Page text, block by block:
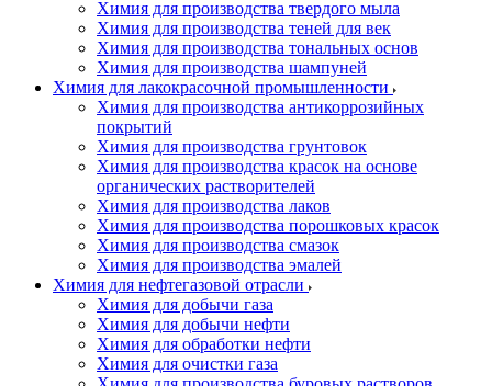
Химия для производства твердого мыла
Химия для производства теней для век
Химия для производства тональных основ
Химия для производства шампуней
Химия для лакокрасочной промышленности
Химия для производства антикоррозийных
покрытий
Химия для производства грунтовок
Химия для производства красок на основе
органических растворителей
Химия для производства лаков
Химия для производства порошковых красок
Химия для производства смазок
Химия для производства эмалей
Химия для нефтегазовой отрасли
Химия для добычи газа
Химия для добычи нефти
Химия для обработки нефти
Химия для очистки газа